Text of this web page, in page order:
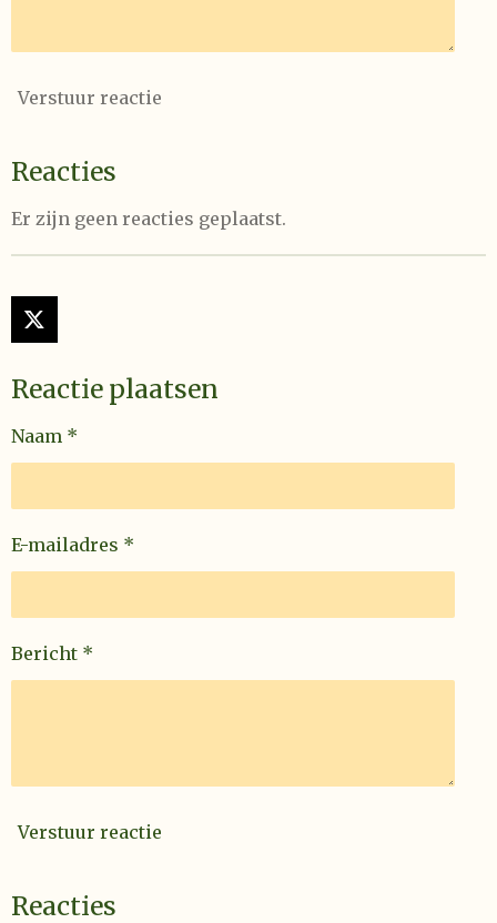
Verstuur reactie
Reacties
Er zijn geen reacties geplaatst.
X
Reactie plaatsen
Naam *
E-mailadres *
Bericht *
Verstuur reactie
Reacties